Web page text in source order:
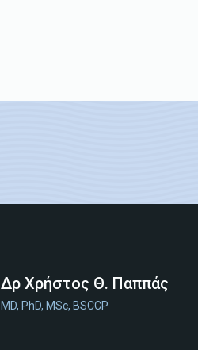
Δρ Χρήστος Θ. Παππάς
MD, PhD, MSc, BSCCP